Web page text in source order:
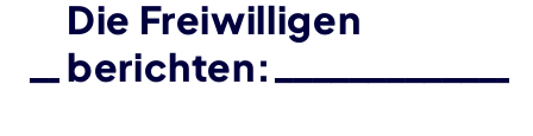
Die Freiwilligen
berichten: